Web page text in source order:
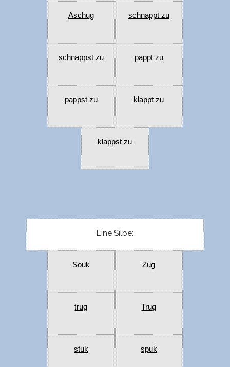
Aschug schnappt zu
schnappst zu pappt zu
pappst zu klappt zu
klappst zu
Eine Silbe:
Souk Zug
trug Trug
stuk spuk